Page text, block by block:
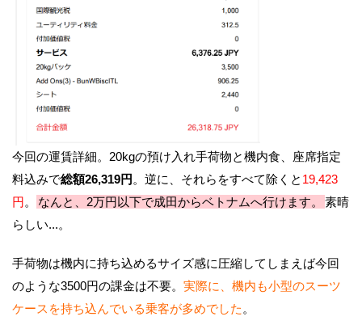
今回の運賃詳細。20kgの預け入れ手荷物と機内食、座席指定
料込みで総額26,319円 。逆に、それらをすべて除くと 19,423
円。 なんと、2万円以下で成田からベトナムへ行けます。
素晴
らしい...。
手荷物は機内に持ち込めるサイズ感に圧縮してしまえば今回
のような3500円の課金は不要。 実際に、機内も小型のスーツ
ケースを持ち込んでいる乗客が多めでした 。